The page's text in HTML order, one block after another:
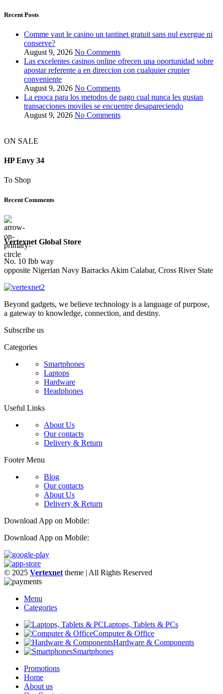
Recent Posts
Comme vaut le casino un tantinet gratuit sans nul exergue ni
conserve?
August 9, 2026 No Comments
Las excelentes casinos online ofrecen una oportunidad sobre
apostar referente a en direccion con cualquier crupier
conveniente
August 9, 2026 No Comments
La epoca para los metodos de pago cual nunca les gustan
transacciones moviles se encuentre desapareciendo
August 9, 2026 No Comments
ON SALE
HP Envy 34
To Shop
Recent Comments
Vertexnet Global Store
No. 10 Ibb way
opposite Nigerian Navy Barracks Akim Calabar, Cross River State
Beyond gadgets, we believe technology is a language of purpose,
a gateway to knowledge, connection, and destiny.
Subscribe us
Categories
Smartphones
Laptops
Hardware
Headphones
Useful Links
About Us
Our contacts
Delivery & Return
Footer Menu
Blog
Our contacts
About Us
Delivery & Return
Download App on Mobile:
Download App on Mobile:
© 2025 Vertexnet theme | All Rights Reserved
Menu
Categories
Laptops, Tablets & PCs
Computer & Office
Hardware & Components
Smartphones
Promotions
Home
About us